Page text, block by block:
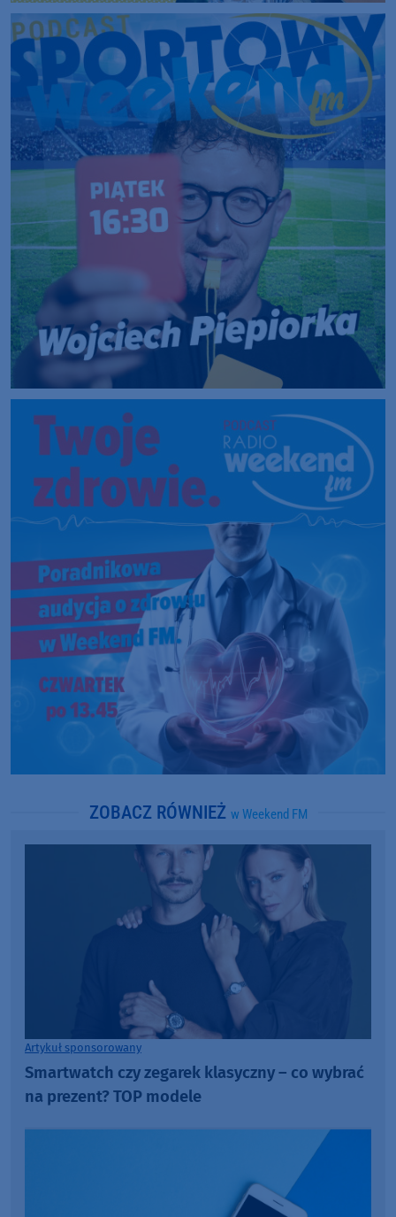
ZOBACZ RÓWNIEŻ w Weekend FM
Artykuł sponsorowany
Smartwatch czy zegarek klasyczny – co wybrać
na prezent? TOP modele